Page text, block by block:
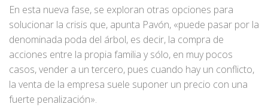
En esta nueva fase, se exploran otras opciones para
solucionar la crisis que, apunta Pavón, «puede pasar por la
denominada poda del árbol, es decir, la compra de
acciones entre la propia familia y sólo, en muy pocos
casos, vender a un tercero, pues cuando hay un conflicto,
la venta de la empresa suele suponer un precio con una
fuerte penalización».